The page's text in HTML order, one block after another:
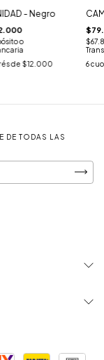
- Negro
o
de $12.000
6
DE TODAS LAS